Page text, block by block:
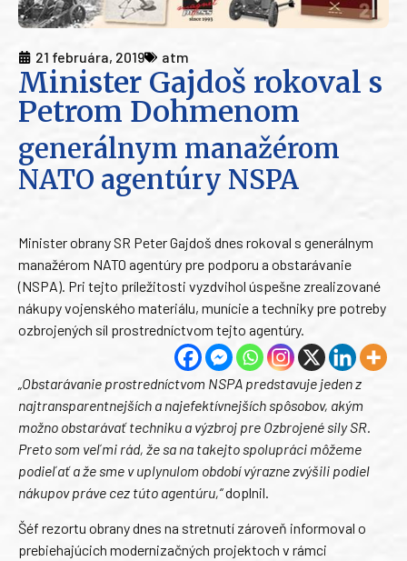
21 februára, 2019 atm
Minister Gajdoš rokoval s
Petrom Dohmenom
generálnym manažérom
NATO agentúry NSPA
Minister obrany SR Peter Gajdoš dnes rokoval s generálnym
manažérom NATO agentúry pre podporu a obstarávanie
(NSPA). Pri tejto príležitosti vyzdvihol úspešne zrealizované
nákupy vojenského materiálu, munície a techniky pre potreby
ozbrojených síl prostredníctvom tejto agentúry.
„Obstarávanie prostredníctvom NSPA predstavuje jeden z
najtransparentnejších a najefektívnejších spôsobov, akým
možno obstarávať techniku a výzbroj pre Ozbrojené sily SR.
Preto som veľmi rád, že sa na takejto spolupráci môžeme
podieľať a že sme v uplynulom období výrazne zvýšili podiel
nákupov práve cez túto agentúru,“doplnil.
Šéf rezortu obrany dnes na stretnutí zároveň informoval o
prebiehajúcich modernizačných projektoch v rámci